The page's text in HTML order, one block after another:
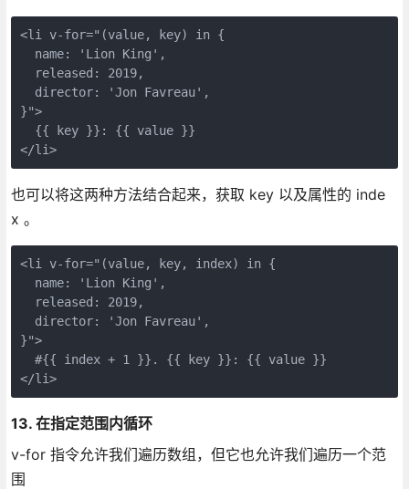
<li v-for="(value, key) in {
  name: 'Lion King',
  released: 2019,
  director: 'Jon Favreau',
}">
  {{ key }}: {{ value }}
</li>
也可以将这两种方法结合起来，获取 key 以及属性的 inde
x 。
<li v-for="(value, key, index) in {
  name: 'Lion King',
  released: 2019,
  director: 'Jon Favreau',
}">
  #{{ index + 1 }}. {{ key }}: {{ value }}
</li>
13. 在指定范围内循环
v-for 指令允许我们遍历数组，但它也允许我们遍历一个范
围